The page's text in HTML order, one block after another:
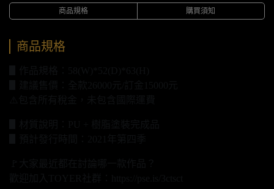
商品規格 購買須知
商品規格